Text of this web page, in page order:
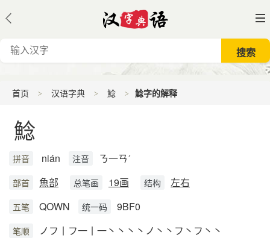
首页 汉语字典 鯰 鯰字的解释
鯰
拼音 nián 注音 ㄋ一ㄢˊ
部首 魚部 总笔画 19画 结构 左右
五笔 QOWN 统一码 9BF0
笔顺 ノフ丨フ一丨一丶丶丶丶ノ丶丶フ丶フ丶丶